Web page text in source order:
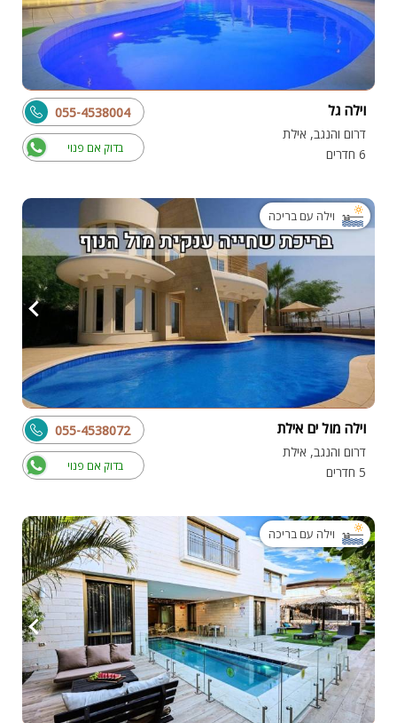
וילה גל
דרום והנגב, אילת
6 חדרים
בדוק אם פנוי
055-4538004
וילה עם בריכה
וילה מול ים אילת
דרום והנגב, אילת
5 חדרים
בדוק אם פנוי
055-4538072
וילה עם בריכה